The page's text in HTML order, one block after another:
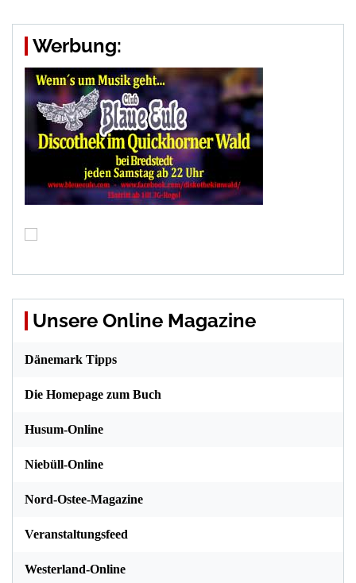
Werbung:
Unsere Online Magazine
Dänemark Tipps
Die Homepage zum Buch
Husum-Online
Niebüll-Online
Nord-Ostee-Magazine
Veranstaltungsfeed
Westerland-Online